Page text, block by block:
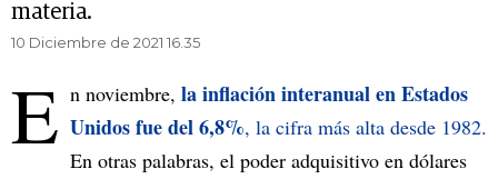
materia.
10 Diciembre de 2021 16.35
E n noviembre, la inflación interanual en Estados
Unidos fue del 6,8%, la cifra más alta desde 1982.
En otras palabras, el poder adquisitivo en dólares